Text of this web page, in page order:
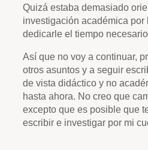
Quizá estaba demasiado
investigación académica
dedicarle el tiempo
Así que no voy a continuar,
otros asuntos y a seguir
de vista didáctico y no
hasta ahora. No creo que
excepto que es posible que
escribir e investigar por mi